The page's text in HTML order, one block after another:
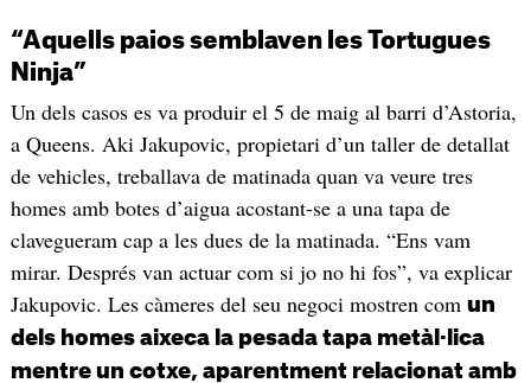
“Aquells paios semblaven les Tortugues
Ninja”
Un dels casos es va produir el 5 de maig al barri d’Astoria,
a Queens. Aki Jakupovic, propietari d’un taller de detallat
de vehicles, treballava de matinada quan va veure tres
homes amb botes d’aigua acostant-se a una tapa de
clavegueram cap a les dues de la matinada. “Ens vam
mirar. Després van actuar com si jo no hi fos”, va explicar
Jakupovic. Les càmeres del seu negoci mostren com un
dels homes aixeca la pesada tapa metàl·lica
mentre un cotxe, aparentment relacionat amb